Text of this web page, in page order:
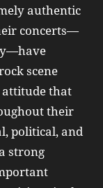
authentic
concerts—
scene
attitude that
their
political, and
strong